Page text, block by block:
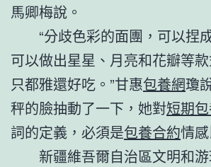
馬卿梅說。
“分歧色彩的面團，可以捏
可以做出星星、月亮和花瓣等
只都雅還好吃。”甘惠包養網瓊
秤的臉抽動了一下，她對短期
詞的定義，必須是包養合約情
新疆維吾爾自治區文明和